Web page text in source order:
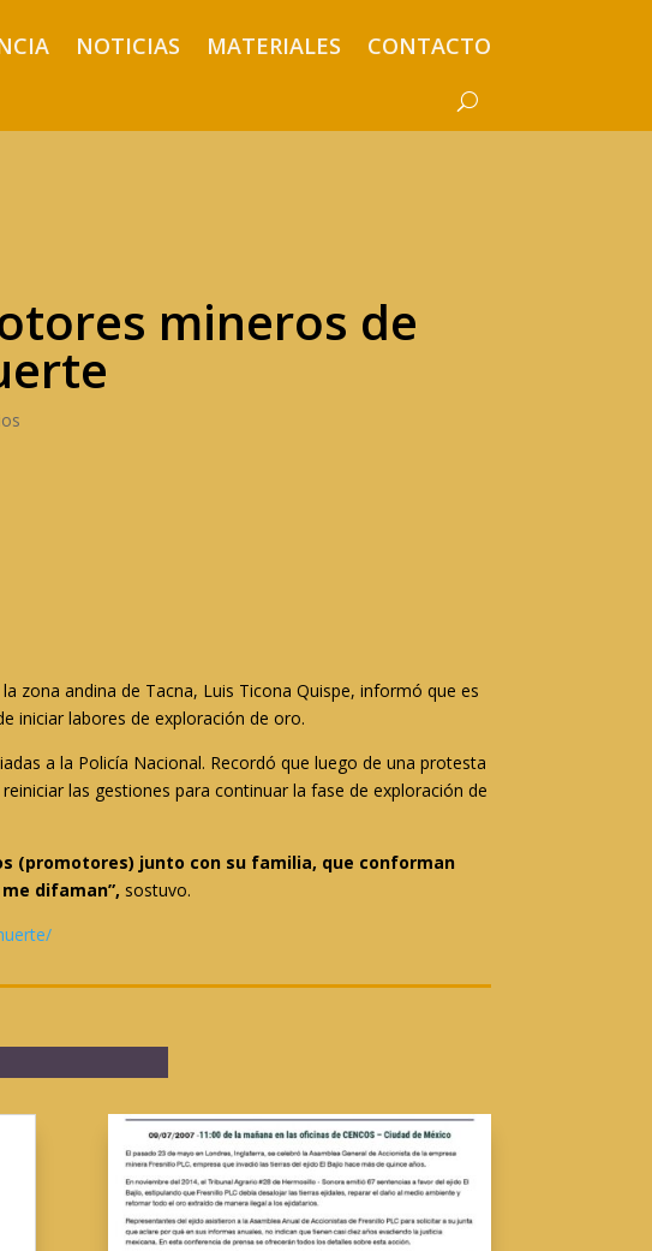
NOTICIAS MATERIALES CONTACTO
mineros de
zona andina de Tacna, Luis Ticona Quispe, informó que es
iniciar labores de exploración de oro.
a la Policía Nacional. Recordó que luego de una protesta
las gestiones para continuar la fase de exploración de
(promotores) junto con su familia, que conforman
difaman”, sostuvo.